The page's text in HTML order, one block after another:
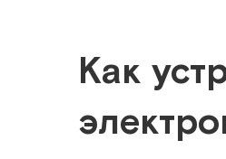
Как